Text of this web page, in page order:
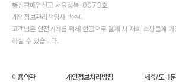
통신판매업신고 서울성북-0073호
개인정보관리책임자 박수미
고객님은 안전거래를 위해 현금으로 결제 시 저희 소핑몰에
하실 수 있습니다.
이용약관 개인정보처리방침 제휴/도매